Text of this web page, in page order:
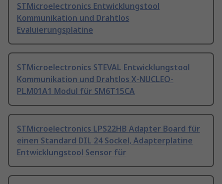
STMicroelectronics Entwicklungstool
Kommunikation und Drahtlos
Evaluierungsplatine
STMicroelectronics STEVAL Entwicklungstool
Kommunikation und Drahtlos X-NUCLEO-
PLM01A1 Modul für SM6T15CA
STMicroelectronics LPS22HB Adapter Board für
einen Standard DIL 24 Sockel, Adapterplatine
Entwicklungstool Sensor für